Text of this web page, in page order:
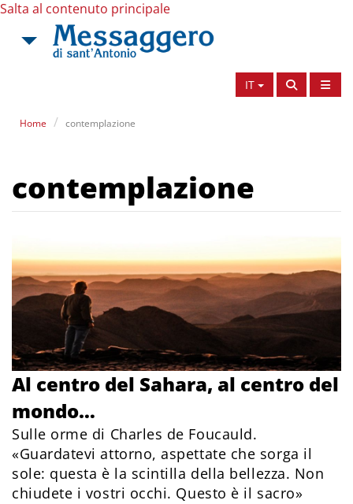
Salta al contenuto principale
IT
Home contemplazione
contemplazione
Al centro del Sahara, al centro del
mondo…
Sulle orme di Charles de Foucauld.
«Guardatevi attorno, aspettate che sorga il
sole: questa è la scintilla della bellezza. Non
chiudete i vostri occhi. Questo è il sacro»